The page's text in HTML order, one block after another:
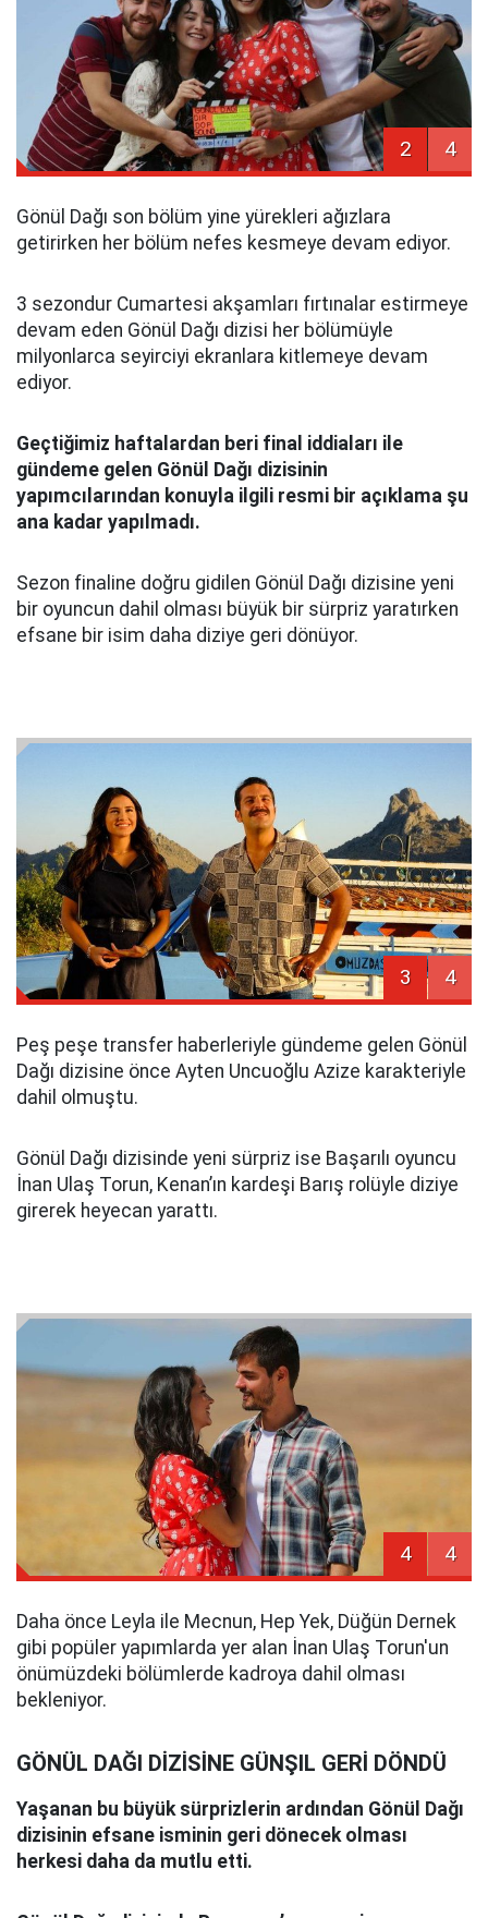
2 4
Gönül Dağı son bölüm yine yürekleri ağızlara
getirirken her bölüm nefes kesmeye devam ediyor.
3 sezondur Cumartesi akşamları fırtınalar estirmeye
devam eden Gönül Dağı dizisi her bölümüyle
milyonlarca seyirciyi ekranlara kitlemeye devam
ediyor.
Geçtiğimiz haftalardan beri final iddiaları ile
gündeme gelen Gönül Dağı dizisinin
yapımcılarından konuyla ilgili resmi bir açıklama şu
ana kadar yapılmadı.
Sezon finaline doğru gidilen Gönül Dağı dizisine yeni
bir oyuncun dahil olması büyük bir sürpriz yaratırken
efsane bir isim daha diziye geri dönüyor.
3 4
Peş peşe transfer haberleriyle gündeme gelen Gönül
Dağı dizisine önce Ayten Uncuoğlu Azize karakteriyle
dahil olmuştu.
Gönül Dağı dizisinde yeni sürpriz ise Başarılı oyuncu
İnan Ulaş Torun, Kenan’ın kardeşi Barış rolüyle diziye
girerek heyecan yarattı.
4 4
Daha önce Leyla ile Mecnun, Hep Yek, Düğün Dernek
gibi popüler yapımlarda yer alan İnan Ulaş Torun'un
önümüzdeki bölümlerde kadroya dahil olması
bekleniyor.
GÖNÜL DAĞI DİZİSİNE GÜNŞIL GERİ DÖNDÜ
Yaşanan bu büyük sürprizlerin ardından Gönül Dağı
dizisinin efsane isminin geri dönecek olması
herkesi daha da mutlu etti.